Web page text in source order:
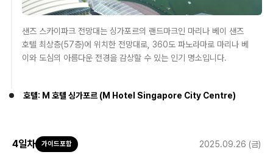
샌즈 스카이파크 전망대는 싱가포르의 랜드마크인 마리나 베이 샌즈
호텔 최상층(57층)에 위치한 전망대로, 360도 파노라마로 마리나 베
이와 도심의 아름다운 전경을 감상할 수 있는 인기 명소입니다.
호텔: M 호텔 싱가포르 (M Hotel Singapore City Centre)
4일차 가이드포함 2025.09.26 (금)